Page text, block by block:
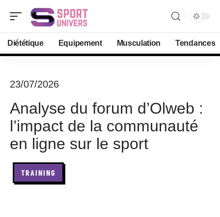
Diététique Equipement Musculation Tendances
23/07/2026
Analyse du forum d’Olweb :
l’impact de la communauté
en ligne sur le sport
TRAINING